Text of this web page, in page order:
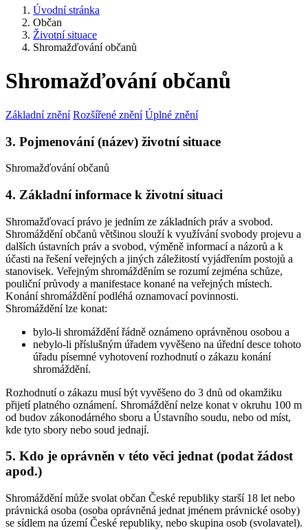
Úvodní stránka
Občan
Životní situace
Shromažďování občanů
Shromažďování občanů
Základní znění Rozšířené znění Úplné znění
3. Pojmenování (název) životní situace
Shromažďování občanů
4. Základní informace k životní situaci
Shromažďovací právo je jedním ze základních práv a svobod.
Shromáždění občanů většinou slouží k využívání svobody projevu a
dalších ústavních práv a svobod, výměně informací a názorů a k
účasti na řešení veřejných a jiných záležitostí vyjádřením postojů a
stanovisek. Veřejným shromážděním se rozumí zejména schůze,
pouliční průvody a manifestace konané na veřejných místech.
Konání shromáždění podléhá oznamovací povinnosti.
Shromáždění lze konat:
bylo-li shromáždění řádně oznámeno oprávněnou osobou a
nebylo-li příslušným úřadem vyvěšeno na úřední desce tohoto
úřadu písemné vyhotovení rozhodnutí o zákazu konání
shromáždění.
Rozhodnutí o zákazu musí být vyvěšeno do 3 dnů od okamžiku
přijetí platného oznámení. Shromáždění nelze konat v okruhu 100 m
od budov zákonodárného sboru a Ústavního soudu, nebo od míst,
kde tyto sbory nebo soud jednají.
5. Kdo je oprávněn v této věci jednat (podat žádost
apod.)
Shromáždění může svolat občan České republiky starší 18 let nebo
právnická osoba (osoba oprávněná jednat jménem právnické osoby)
se sídlem na území České republiky, nebo skupina osob (svolavatel).